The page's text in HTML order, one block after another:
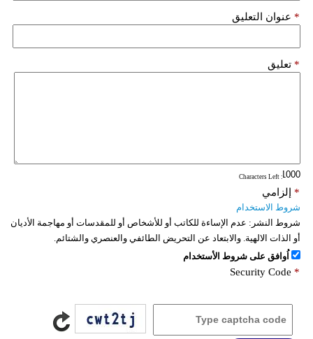
عنوان التعليق *
تعليق *
: Characters Left
إلزامي *
شروط الاستخدام
شروط النشر: عدم الإساءة للكاتب أو للأشخاص أو للمقدسات أو مهاجمة الأديان
أو الذات الالهية. والابتعاد عن التحريض الطائفي والعنصري والشتائم.
اُوافق على شروط الأستخدام
Security Code *